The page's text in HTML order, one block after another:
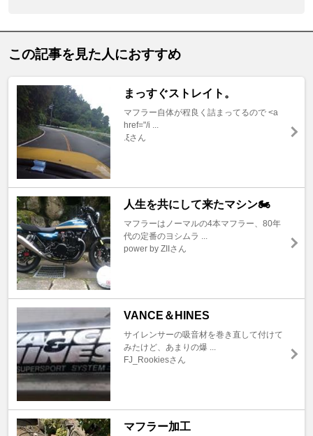
この記事を見た人におすすめ
まっすぐストレイト。
マフラー自体が程良く詰まってるので <a
href="/i ...
.ξさん
人生を共にして来たマシン🏍️
マフラーはノーマルの4本マフラー、80年
代の定番のヨシムラ ...
power by ZIIさん
VANCE＆HINES
サイレンサーの吸音材を巻き直して付けて
みたけど、あまりの爆 ...
FJ_Rookiesさん
マフラー加工